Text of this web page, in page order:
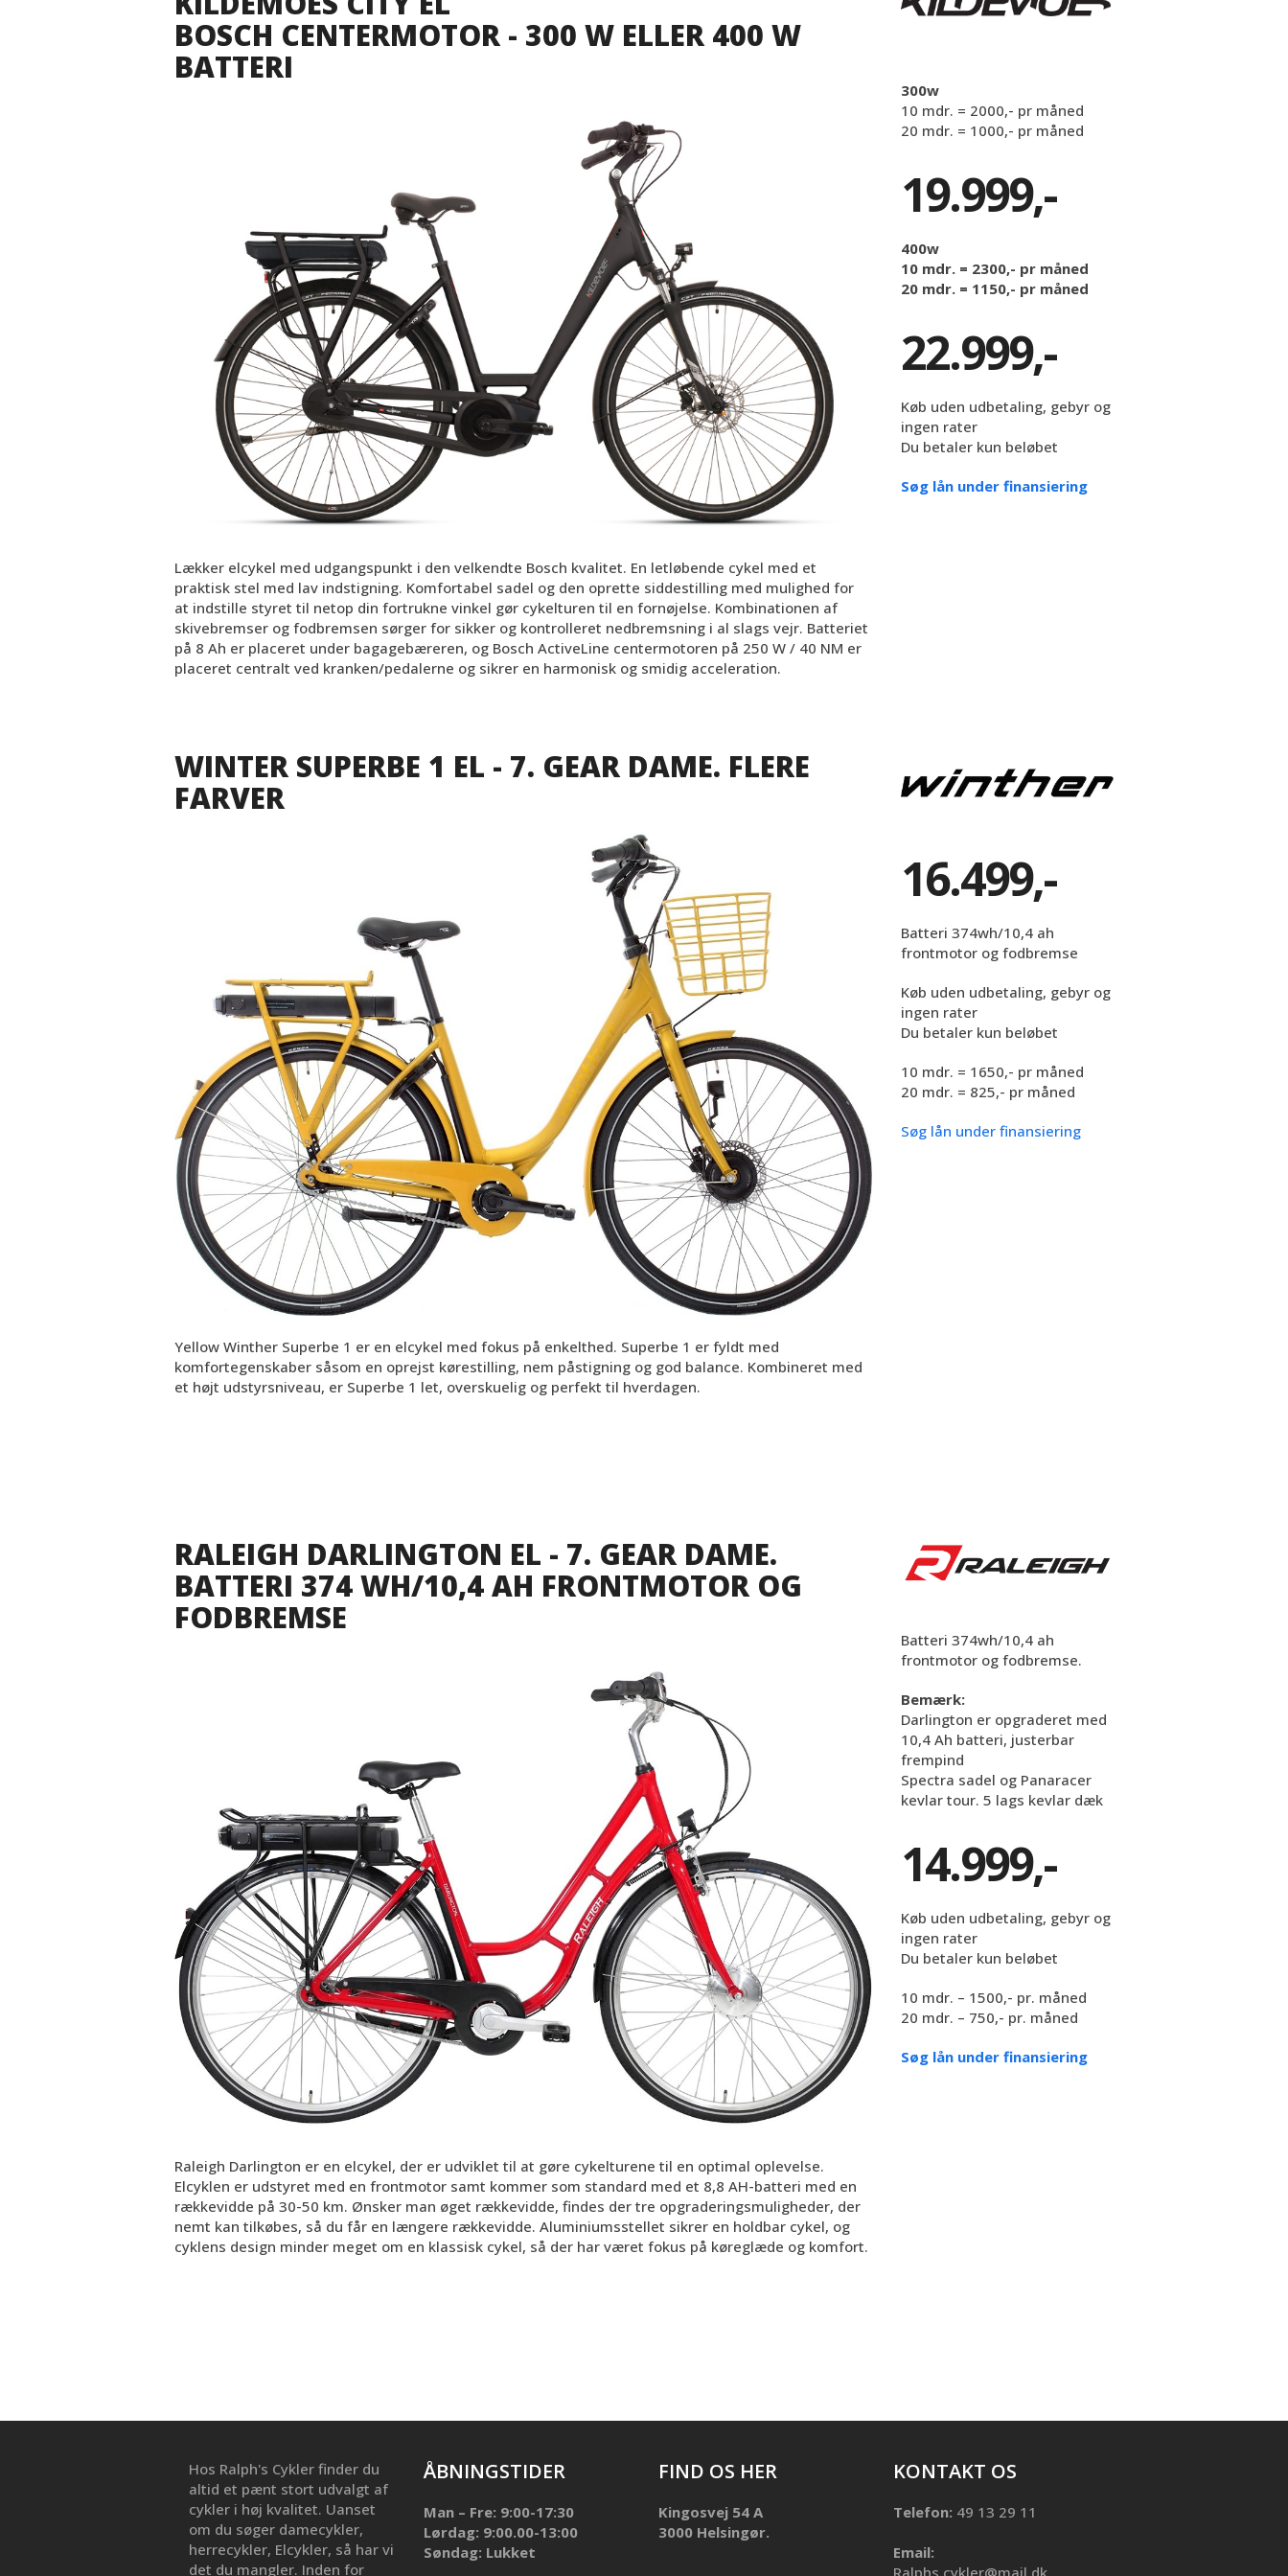
BOSCH CENTERMOTOR - 300 W ELLER 400 W
BATTERI
Lækker elcykel med udgangspunkt i den velkendte Bosch kvalitet. En letløbende cykel med et
praktisk stel med lav indstigning. Komfortabel sadel og den oprette siddestilling med mulighed for
at indstille styret til netop din fortrukne vinkel gør cykelturen til en fornøjelse. Kombinationen af
skivebremser og fodbremsen sørger for sikker og kontrolleret nedbremsning i al slags vejr. Batteriet
på 8 Ah er placeret under bagagebæreren, og Bosch ActiveLine centermotoren på 250 W / 40 NM er
placeret centralt ved kranken/pedalerne og sikrer en harmonisk og smidig acceleration.
300w
10 mdr. = 2000,- pr måned
20 mdr. = 1000,- pr måned
19.999,-
400w
10 mdr. = 2300,- pr måned
20 mdr. = 1150,- pr måned
22.999,-
Køb uden udbetaling, gebyr og
ingen rater
Du betaler kun beløbet
Søg lån under finansiering
WINTER SUPERBE 1 EL - 7. GEAR DAME. FLERE
FARVER
Yellow Winther Superbe 1 er en elcykel med fokus på enkelthed. Superbe 1 er fyldt med
komfortegenskaber såsom en oprejst kørestilling, nem påstigning og god balance. Kombineret med
et højt udstyrsniveau, er Superbe 1 let, overskuelig og perfekt til hverdagen.
16.499,-
Batteri 374wh/10,4 ah
frontmotor og fodbremse
Køb uden udbetaling, gebyr og
ingen rater
Du betaler kun beløbet
10 mdr. = 1650,- pr måned
20 mdr. = 825,- pr måned
Søg lån under finansiering
RALEIGH DARLINGTON EL - 7. GEAR DAME.
BATTERI 374 WH/10,4 AH FRONTMOTOR OG
FODBREMSE
Raleigh Darlington er en elcykel, der er udviklet til at gøre cykelturene til en optimal oplevelse.
Elcyklen er udstyret med en frontmotor samt kommer som standard med et 8,8 AH-batteri med en
rækkevidde på 30-50 km. Ønsker man øget rækkevidde, findes der tre opgraderingsmuligheder, der
nemt kan tilkøbes, så du får en længere rækkevidde. Aluminiumsstellet sikrer en holdbar cykel, og
cyklens design minder meget om en klassisk cykel, så der har været fokus på køreglæde og komfort.
Batteri 374wh/10,4 ah
frontmotor og fodbremse.
Bemærk:
Darlington er opgraderet med
10,4 Ah batteri, justerbar
frempind
Spectra sadel og Panaracer
kevlar tour. 5 lags kevlar dæk
14.999,-
Køb uden udbetaling, gebyr og
ingen rater
Du betaler kun beløbet
10 mdr. – 1500,- pr. måned
20 mdr. – 750,- pr. måned
Søg lån under finansiering
Hos Ralph's Cykler finder du
altid et pænt stort udvalgt af
cykler i høj kvalitet. Uanset
om du søger damecykler,
herrecykler, Elcykler, så har vi
det du mangler. Inden for
ÅBNINGSTIDER
Man – Fre: 9:00-17:30
Lørdag: 9:00.00-13:00
Søndag: Lukket
FIND OS HER
Kingosvej 54 A
3000 Helsingør.
KONTAKT OS
Telefon: 49 13 29 11
Email: